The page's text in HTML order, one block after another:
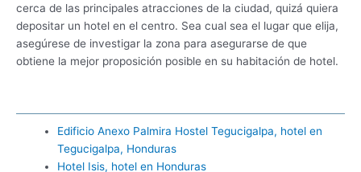
cerca de las principales atracciones de la ciudad, quizá quiera
depositar un hotel en el centro. Sea cual sea el lugar que elija,
asegúrese de investigar la zona para asegurarse de que
obtiene la mejor proposición posible en su habitación de hotel.
Edificio Anexo Palmira Hostel Tegucigalpa, hotel en
Tegucigalpa, Honduras
Hotel Isis, hotel en Honduras